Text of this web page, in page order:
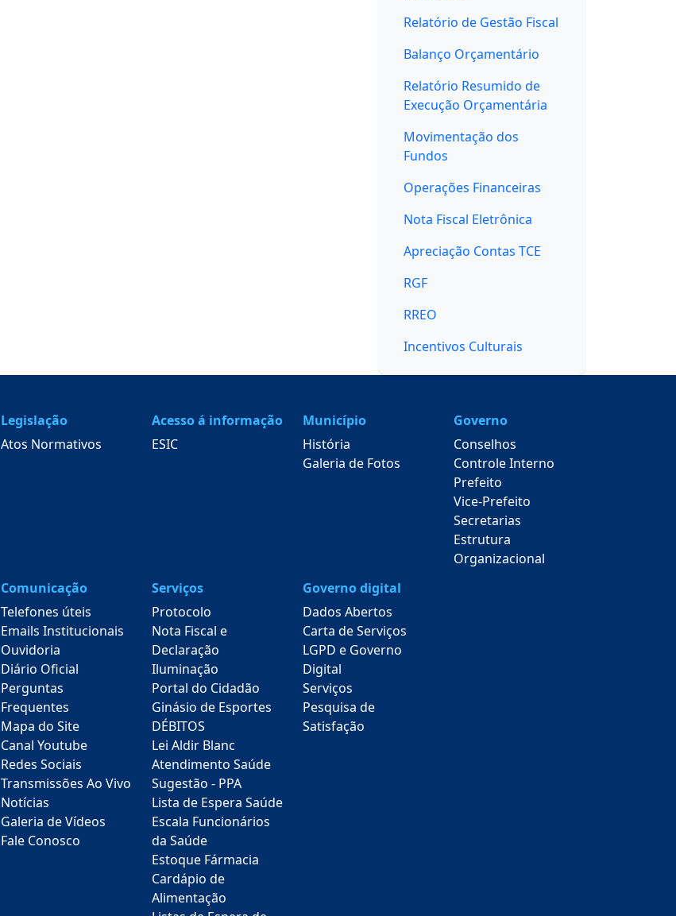
Relatório de Gestão Fiscal
Balanço Orçamentário
Relatório Resumido de
Execução Orçamentária
Movimentação dos
Fundos
Operações Financeiras
Nota Fiscal Eletrônica
Apreciação Contas TCE
RGF
RREO
Incentivos Culturais
Legislação
Atos Normativos
Acesso á informação
ESIC
Município
História
Galeria de Fotos
Governo
Conselhos
Controle Interno
Prefeito
Vice-Prefeito
Secretarias
Estrutura
Organizacional
Comunicação
Telefones úteis
Emails Institucionais
Ouvidoria
Diário Oficial
Perguntas
Frequentes
Mapa do Site
Canal Youtube
Redes Sociais
Transmissões Ao Vivo
Notícias
Galeria de Vídeos
Fale Conosco
Serviços
Protocolo
Nota Fiscal e
Declaração
Iluminação
Portal do Cidadão
Ginásio de Esportes
DÉBITOS
Lei Aldir Blanc
Atendimento Saúde
Sugestão - PPA
Lista de Espera Saúde
Escala Funcionários
da Saúde
Estoque Fármacia
Cardápio de
Alimentação
Governo digital
Dados Abertos
Carta de Serviços
LGPD e Governo
Digital
Serviços
Pesquisa de
Satisfação